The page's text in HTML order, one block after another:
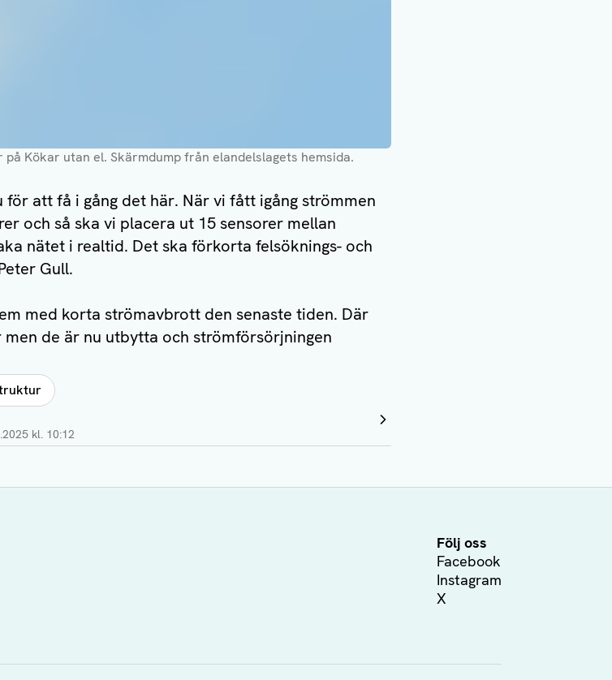
på Kökar utan el. Skärmdump från elandelslagets hemsida.
att få i gång det här. När vi fått igång strömmen
och så ska vi placera ut 15 sensorer mellan
nätet i realtid. Det ska förkorta felsöknings- och
Gull.
med korta strömavbrott den senaste tiden. Där
de är nu utbytta och strömförsörjningen
kl. 10:12
Följ oss
Facebook
Instagram
X